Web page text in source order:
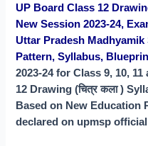
UP Board Class 12
New Session2023-24,
Uttar Pradesh
Pattern, Syllabus,
2023-24 for Class 9, 10,
12 Drawing (चित्र कला )
Based on New Education
declared on upmsp